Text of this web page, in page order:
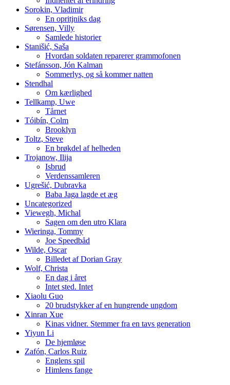
Sorokin, Vladimir
En opritjniks dag
Sørensen, Villy
Samlede historier
Stanišić, Saša
Hvordan soldaten reparerer grammofonen
Stefánsson, Jón Kalman
Sommerlys, og så kommer natten
Stendhal
Om kærlighed
Tellkamp, Uwe
Tårnet
Tóibín, Colm
Brooklyn
Toltz, Steve
En brøkdel af helheden
Trojanow, Ilija
Isbrud
Verdenssamleren
Ugrešić, Dubravka
Baba Jaga lagde et æg
Uncategorized
Viewegh, Michal
Sagen om den utro Klara
Wieringa, Tommy
Joe Speedbåd
Wilde, Oscar
Billedet af Dorian Gray
Wolf, Christa
En dag i året
Intet sted. Intet
Xiaolu Guo
20 brudstykker af en hungrende ungdom
Xinran Xue
Kinas vidner. Stemmer fra en tavs generation
Yiyun Li
De hjemløse
Zafón, Carlos Ruiz
Englens spil
Himlens fange